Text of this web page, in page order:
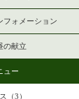
フォメーション
の献立
ュー
（3）